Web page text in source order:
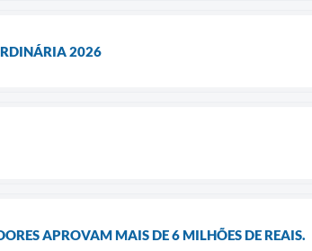
2026
APROVAM MAIS DE 6 MILHÕES DE REAIS.